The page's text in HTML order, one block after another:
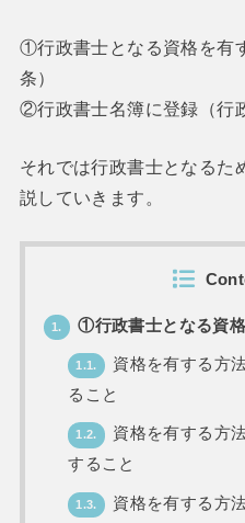
①行政書士となる資格を有
条）
②行政書士名簿に登録（行
それでは行政書士となるた
説していきます。
1. ①行政書士となる資
1.1.
資格を有する方
ること
1.2.
資格を有する方
すること
1.3.
資格を有する方